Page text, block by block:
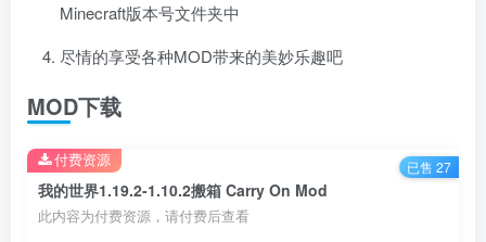
Minecraft版本号文件夹中
尽情的享受各种MOD带来的美妙乐趣吧
MOD下载
我的世界1.19.2-1.10.2搬箱 Carry On Mod
此内容为付费资源，请付费后查看
付费资源 已售 27